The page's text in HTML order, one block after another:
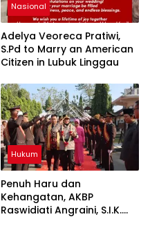
Nasional
Adelya Veoreca Pratiwi,
S.Pd to Marry an American
Citizen in Lubuk Linggau
Hukum
Penuh Haru dan
Kehangatan, AKBP
Raswidiati Angraini, S.I.K.